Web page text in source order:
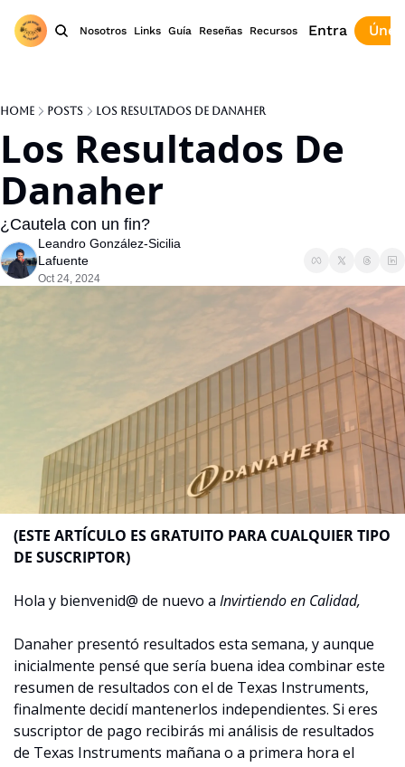
Nosotros Links Guía Reseñas Recursos Entra
Home Posts Los Resultados De Danaher
Los Resultados De
Danaher
¿Cautela con un fin?
Leandro González-Sicilia
Lafuente
Oct 24, 2024
(ESTE ARTÍCULO ES GRATUITO PARA CUALQUIER TIPO
DE SUSCRIPTOR)
Hola y bienvenid@ de nuevo a Invirtiendo en Calidad,
Danaher presentó resultados esta semana, y aunque
inicialmente pensé que sería buena idea combinar este
resumen de resultados con el de Texas Instruments,
finalmente decidí mantenerlos independientes. Si eres
suscriptor de pago recibirás mi análisis de resultados
de Texas Instruments mañana o a primera hora el